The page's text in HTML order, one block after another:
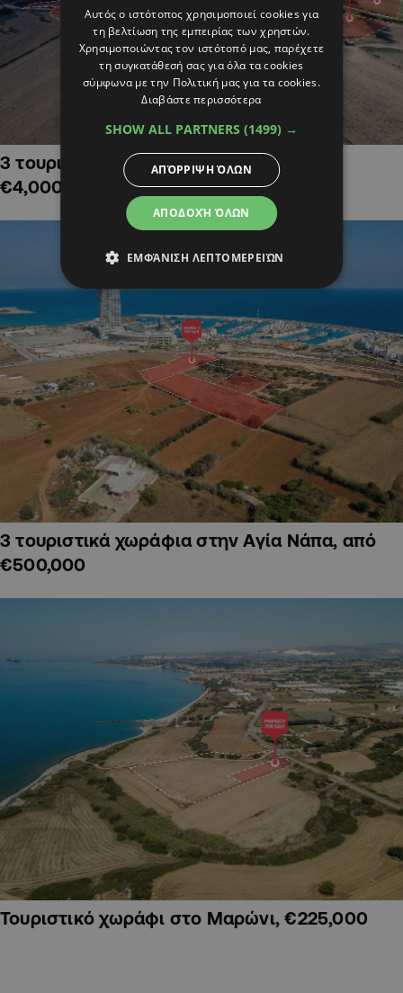
3 τουριστικά χωράφια στην Αλαμινό,
€4,000,000
3 τουριστικά χωράφια στην Αγία Νάπα, από
€500,000
Τουριστικό χωράφι στο Μαρώνι, €225,000
Αυτός ο ιστότοπος χρησιμοποιεί cookies για
τη βελτίωση της εμπειρίας των χρηστών.
Χρησιμοποιώντας τον ιστότοπό μας, παρέχετε
τη συγκατάθεσή σας για όλα τα cookies
σύμφωνα με την Πολιτική μας για τα cookies.
Διαβάστε περισσότερα
SHOW ALL PARTNERS (1499) →
ΑΠΟΔΟΧΉ ΌΛΩΝ
ΑΠΌΡΡΙΨΗ ΌΛΩΝ
ΕΜΦΆΝΙΣΗ ΛΕΠΤΟΜΕΡΕΙΏΝ